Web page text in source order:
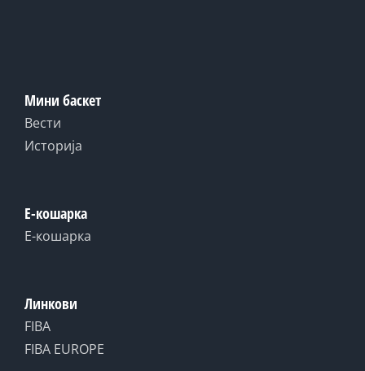
Мини баскет
Вести
Историја
Е-кошарка
Е-кошарка
Линкови
FIBA
FIBA EUROPE